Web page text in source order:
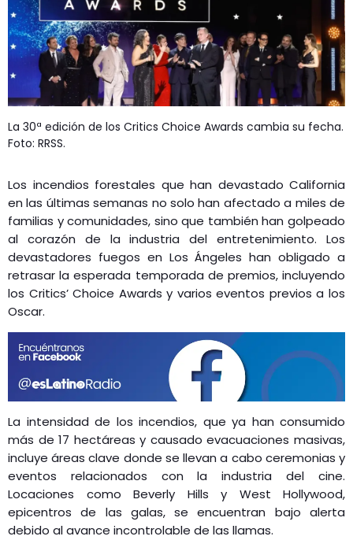
ENTRETENIMIENTO
CONTACTO
La 30ª edición de los Critics Choice Awards cambia su fecha.
Foto: RRSS.
Los incendios forestales que han devastado California
en las últimas semanas no solo han afectado a miles de
familias y comunidades, sino que también han golpeado
al corazón de la industria del entretenimiento. Los
devastadores fuegos en Los Ángeles han obligado a
retrasar la esperada temporada de premios, incluyendo
los Critics’ Choice Awards y varios eventos previos a los
Oscar.
La intensidad de los incendios, que ya han consumido
más de 17 hectáreas y causado evacuaciones masivas,
incluye áreas clave donde se llevan a cabo ceremonias y
eventos relacionados con la industria del cine.
Locaciones como Beverly Hills y West Hollywood,
epicentros de las galas, se encuentran bajo alerta
debido al avance incontrolable de las llamas.